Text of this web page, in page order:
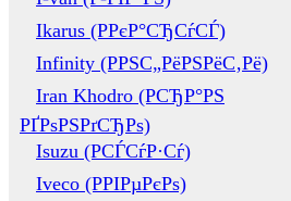
Ikarus (РРєР°СЂСѓСЃ)
Infinity (РРЅС„РёРЅРёС‚Рё)
Iran Khodro (РСЂР°РЅ
РҐРѕРЅРґСЂРѕ)
Isuzu (РСЃСѓР·Сѓ)
Iveco (РРІРµРєРѕ)